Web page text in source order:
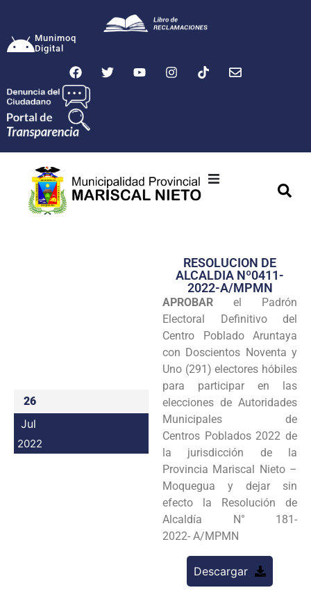
Munimoq
Digital
Transparencia
Seguridad
Programas
Intranet
26
Jul
2022
RESOLUCION DE
ALCALDIA Nº0411-
2022-A/MPMN
APROBAR el Padrón
Electoral Definitivo del
Centro Poblado Aruntaya
con Doscientos Noventa y
Uno (291) electores hóbiles
para participar en las
elecciones de Autoridades
Municipales de
Centros Poblados 2022 de
la jurisdicción de la
Provincia Mariscal Nieto –
Moquegua y dejar sin
efecto la Resolución de
Alcaldía N° 181-
2022- A/MPMN
Descargar